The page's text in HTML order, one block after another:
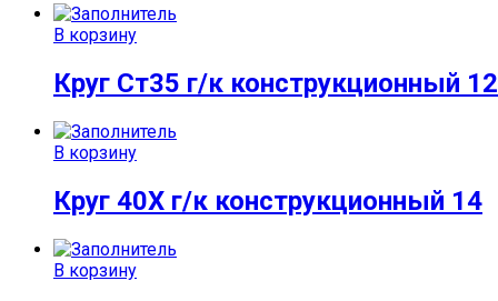
В корзину
Круг Ст35 г/к конструкционный 12
В корзину
Круг 40Х г/к конструкционный 14
В корзину